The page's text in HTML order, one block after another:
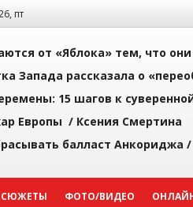
пт
от «Яблока» тем, что
Запада рассказала о
15 шагов к
Европы / Ксения Смертина
балласт Анкориджа /
СЮЖЕТЫ ФОТО/ВИДЕО